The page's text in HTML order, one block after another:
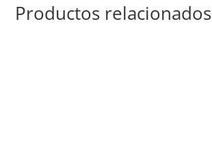
Productos relacionados